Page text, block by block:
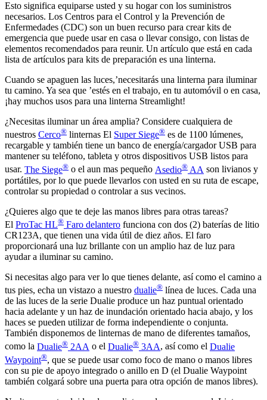
Esto significa equiparse usted y su hogar con los suministros
necesarios. Los Centros para el Control y la Prevención de
Enfermedades (CDC) son un buen recurso para crear kits de
emergencia que puede usar en casa o llevar consigo, con listas de
elementos recomendados para reunir. Un artículo que está en cada
lista de artículos para kits de preparación es una linterna.
Cuando se apaguen las luces,’necesitarás una linterna para iluminar
tu camino. Ya sea que ’estés en el trabajo, en tu automóvil o en casa,
¡hay muchos usos para una linterna Streamlight!
¿Necesitas iluminar un área amplia? Considere cualquiera de
nuestros Cerco® linternas El Super Siege® es de 1100 lúmenes,
recargable y también tiene un banco de energía/cargador USB para
mantener su teléfono, tableta y otros dispositivos USB listos para
usar. The Siege® o el aun mas pequeño Asedio® AA son livianos y
portátiles, por lo que puede llevarlos con usted en su ruta de escape,
controlar su propiedad o controlar a sus vecinos.
¿Quieres algo que te deje las manos libres para otras tareas?
El ProTac HL® Faro delantero funciona con dos (2) baterías de litio
CR123A, que tienen una vida útil de diez años. El faro
proporcionará una luz brillante con un amplio haz de luz para
ayudar a iluminar su camino.
Si necesitas algo para ver lo que tienes delante, así como el camino a
tus pies, echa un vistazo a nuestro dualie® línea de luces. Cada una
de las luces de la serie Dualie produce un haz puntual orientado
hacia adelante y un haz de inundación orientado hacia abajo, y los
haces se pueden utilizar de forma independiente o conjunta.
También disponemos de linternas de mano de diferentes tamaños,
como la Dualie® 2AA o el Dualie® 3AA, así como el Dualie
Waypoint®, que se puede usar como foco de mano o manos libres
con su pie de apoyo integrado o anillo en D (el Dualie Waypoint
también colgará sobre una puerta para otra opción de manos libres).